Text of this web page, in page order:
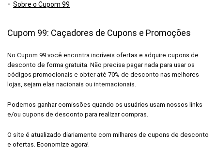
Sobre o Cupom 99
Cupom 99: Caçadores de Cupons e Promoções
No Cupom 99 você encontra incríveis ofertas e adquire cupons de
desconto de forma gratuita. Não precisa pagar nada para usar os
códigos promocionais e obter até 70% de desconto nas melhores
lojas, sejam elas nacionais ou internacionais.
Podemos ganhar comissões quando os usuários usam nossos links
e/ou cupons de desconto para realizar compras.
O site é atualizado diariamente com milhares de cupons de desconto
e ofertas. Economize agora!